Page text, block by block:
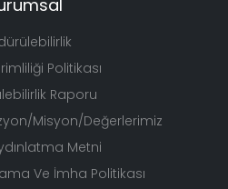
Politikası
Raporu
Misyon/Değerlerimiz
Metni
Ve İmha Politikası